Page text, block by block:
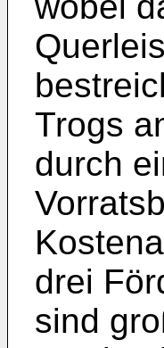
Trogs
durch
drei
sind